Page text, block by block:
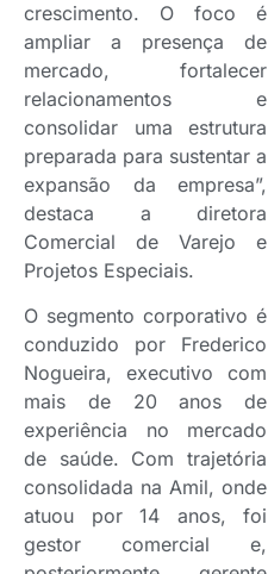
crescimento. O foco é
ampliar a presença de
mercado, fortalecer
relacionamentos e
consolidar uma estrutura
preparada para sustentar a
expansão da empresa”,
destaca a diretora
Comercial de Varejo e
Projetos Especiais.
O segmento corporativo é
conduzido por Frederico
Nogueira, executivo com
mais de 20 anos de
experiência no mercado
de saúde. Com trajetória
consolidada na Amil, onde
atuou por 14 anos, foi
gestor comercial e,